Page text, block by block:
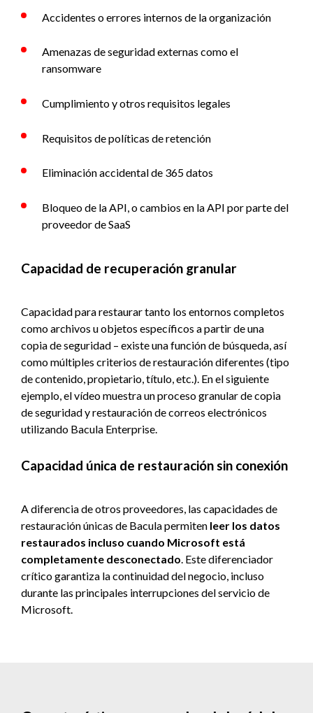
Accidentes o errores internos de la organización
Amenazas de seguridad externas como el
ransomware
Cumplimiento y otros requisitos legales
Requisitos de políticas de retención
Eliminación accidental de 365 datos
Bloqueo de la API, o cambios en la API por parte del
proveedor de SaaS
Capacidad de recuperación granular
Capacidad para restaurar tanto los entornos completos
como archivos u objetos específicos a partir de una
copia de seguridad – existe una función de búsqueda, así
como múltiples criterios de restauración diferentes (tipo
de contenido, propietario, título, etc.). En el siguiente
ejemplo, el vídeo muestra un proceso granular de copia
de seguridad y restauración de correos electrónicos
utilizando Bacula Enterprise.
Capacidad única de restauración sin conexión
A diferencia de otros proveedores, las capacidades de
restauración únicas de Bacula permiten leer los datos
restaurados incluso cuando Microsoft está
completamente desconectado. Este diferenciador
crítico garantiza la continuidad del negocio, incluso
durante las principales interrupciones del servicio de
Microsoft.